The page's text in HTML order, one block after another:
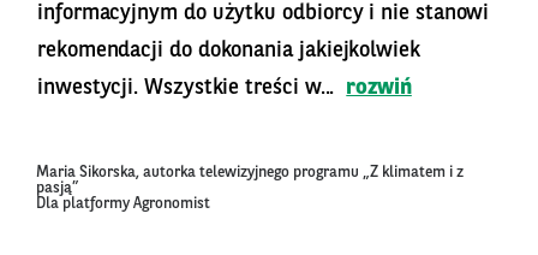
informacyjnym do użytku odbiorcy i nie stanowi
rekomendacji do dokonania jakiejkolwiek
inwestycji. Wszystkie treści w...
rozwiń
Maria Sikorska, autorka telewizyjnego programu „Z klimatem i z
pasją”
Dla platformy Agronomist